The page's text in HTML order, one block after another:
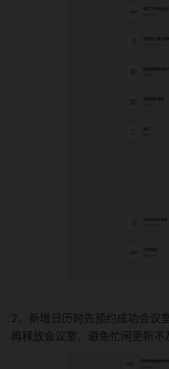
2、新增日历时先预约成功会议
再释放会议室，避免忙闲更新不